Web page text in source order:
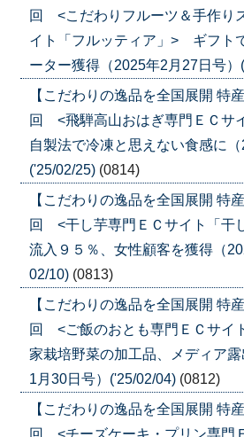
回 <こだわりフルーツ＆手作り
イト「フルッティア」> ギフト
ーター獲得（2025年2月27日号）
【こだわりの逸品を全国展開 特
回 <飛騨高山おはぎ専門ＥＣサ
自製法で冷凍と思えない食感に（
('25/02/25) (0814)
【こだわりの逸品を全国展開 特
回 <干し芋専門ＥＣサイト「干
流入９５％、女性顧客を獲得（
02/10) (0813)
【こだわりの逸品を全国展開 特
回 <ご飯のおとも専門ＥＣサイ
家栽培野菜の加工品、メディア
1月30日号）('25/02/04) (0812)
【こだわりの逸品を全国展開 特